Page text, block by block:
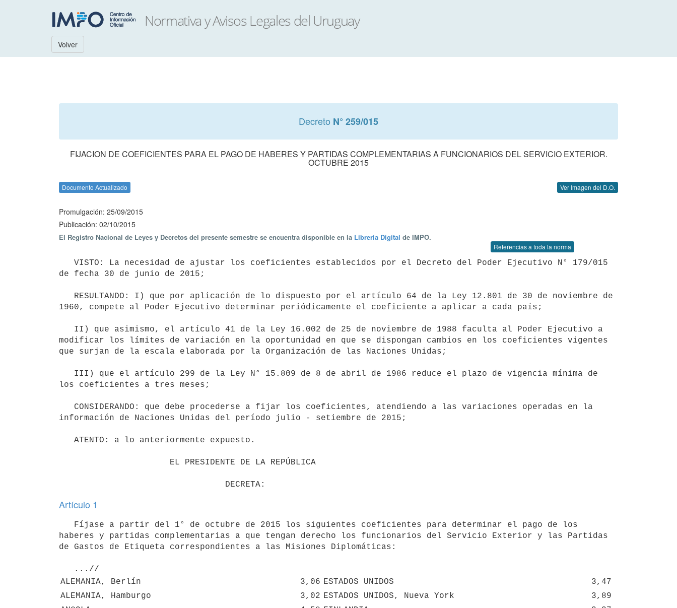
Volver
Decreto N° 259/015
FIJACION DE COEFICIENTES PARA EL PAGO DE HABERES Y PARTIDAS COMPLEMENTARIAS A FUNCIONARIOS DEL SERVICIO EXTERIOR.
OCTUBRE 2015
Documento Actualizado Ver Imagen del D.O.
Promulgación: 25/09/2015
Publicación: 02/10/2015
El Registro Nacional de Leyes y Decretos del presente semestre se encuentra disponible en la Librería Digital de IMPO.
Referencias a toda la norma
de fecha 30 de junio de 2015;
1960, compete al Poder Ejecutivo determinar periódicamente el coeficiente a aplicar a cada país;
modificar los límites de variación en la oportunidad en que se dispongan cambios en los coeficientes vigentes
que surjan de la escala elaborada por la Organización de las Naciones Unidas;
los coeficientes a tres meses;
información de Naciones Unidas del período julio - setiembre de 2015;
Artículo 1
haberes y partidas complementarias a que tengan derecho los funcionarios del Servicio Exterior y las Partidas
de Gastos de Etiqueta correspondientes a las Misiones Diplomáticas:
ALEMANIA, Berlín
3,06 ESTADOS UNIDOS
3,47
ALEMANIA, Hamburgo
3,02 ESTADOS UNIDOS, Nueva York
3,89